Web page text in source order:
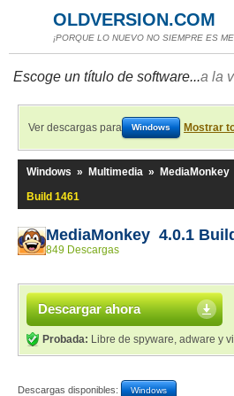
OLDVERSION.COM
¡PORQUE LO NUEVO NO SIEMPRE ES
Escoge un título de software...a la
Ver descargas para Windows Mostrar
Windows » Multimedia » MediaMonkey
Build 1461
MediaMonkey 4.0.1
849 Descargas
Descargar ahora
Probada: Libre de spyware, adware y
Descargas disponibles: Windows